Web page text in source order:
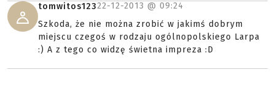
tomwitos12322-12-2013 @ 09:24
Szkoda, że nie można zrobić w jakimś dobrym
miejscu czegoś w rodzaju ogólnopolskiego Larpa
:) A z tego co widzę świetna impreza :D